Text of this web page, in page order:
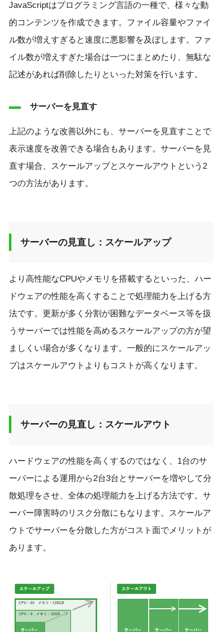
JavaScriptはプログラミング言語の一種で、様々な動
的コンテンツを作成できます。ファイル容量やファイ
ル数が増えすぎると速度に悪影響を及ぼします。ファ
イル数が増えすぎた場合は一つにまとめたり、無駄な
記述があれば削除したりといった対策を行います。
サーバーを見直す
上記のような改善以外にも、サーバーを見直すことで
表示速度を改善できる場合もあります。サーバーを見
直す場合、スケールアップとスケールアウトという2
つの方法があります。
サーバーの見直し：スケールアップ
より高性能なCPUやメモリを搭載するといった、ハー
ドウェアの性能を高くすることで処理能力を上げる方
法です。更新が多く分割が困難なデータベース等を扱
うサーバーでは性能を高めるスケールアップの方が望
ましくい場合が多くなります。一般的にスケールアッ
プはスケールアウトよりもコストが高くなります。
サーバーの見直し：スケールアウト
ハードウェアの性能を高くするのではなく、1台のサ
ーバーによる運用から2台3台とサーバーを増やして分
散処理をさせ、全体の処理能力を上げる方法です。サ
ーバー障害時のリスク分散にもなります。スケールア
ウトでサーバーを分散した方がコスト面でメリットが
あります。